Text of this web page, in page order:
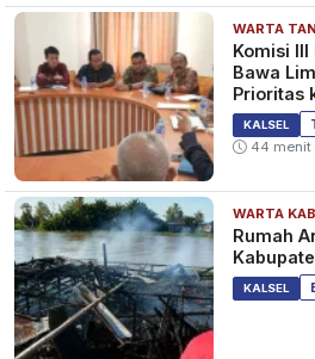
WARTA
Komisi III
Bawa
Prioritas
KALSEL
44 menit
WARTA
Rumah
KALSEL